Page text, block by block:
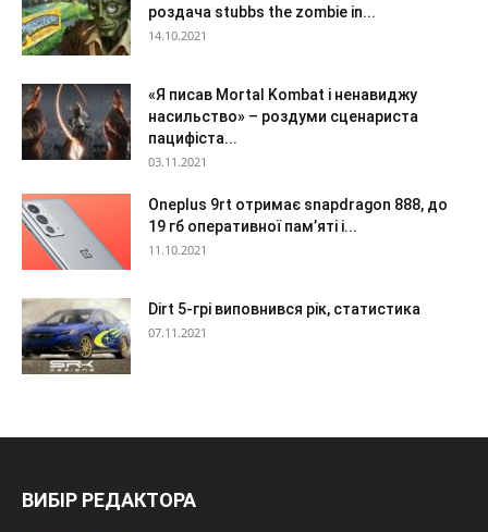
роздача stubbs the zombie in...
14.10.2021
«Я писав Mortal Kombat і ненавиджу
насильство» – роздуми сценариста
пацифіста...
03.11.2021
Oneplus 9rt отримає snapdragon 888, до
19 гб оперативної пам’яті і...
11.10.2021
Dirt 5-грі виповнився рік, статистика
07.11.2021
ВИБІР РЕДАКТОРА